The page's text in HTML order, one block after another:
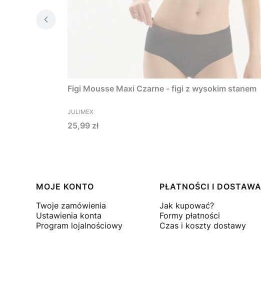
Figi Mousse Maxi Czarne - figi z wysokim stanem
PRODUCENT
JULIMEX
Cena
25,99 zł
Linki w stopce
MOJE KONTO
Twoje zamówienia
Ustawienia konta
Program lojalnościowy
PŁATNOŚCI I DOSTAWA
Jak kupować?
Formy płatności
Czas i koszty dostawy